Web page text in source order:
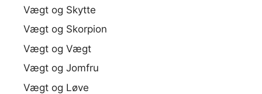
Vægt og Skytte
Vægt og Skorpion
Vægt og Vægt
Vægt og Jomfru
Vægt og Løve